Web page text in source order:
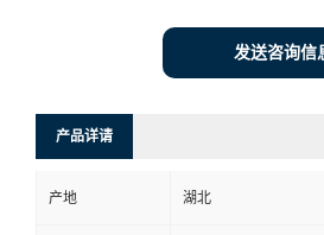
发送咨询信
产品详请
产地 湖北